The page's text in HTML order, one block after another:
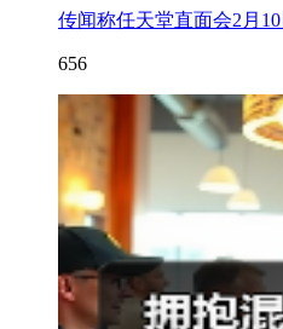
传闻称任天堂直面会2月
656